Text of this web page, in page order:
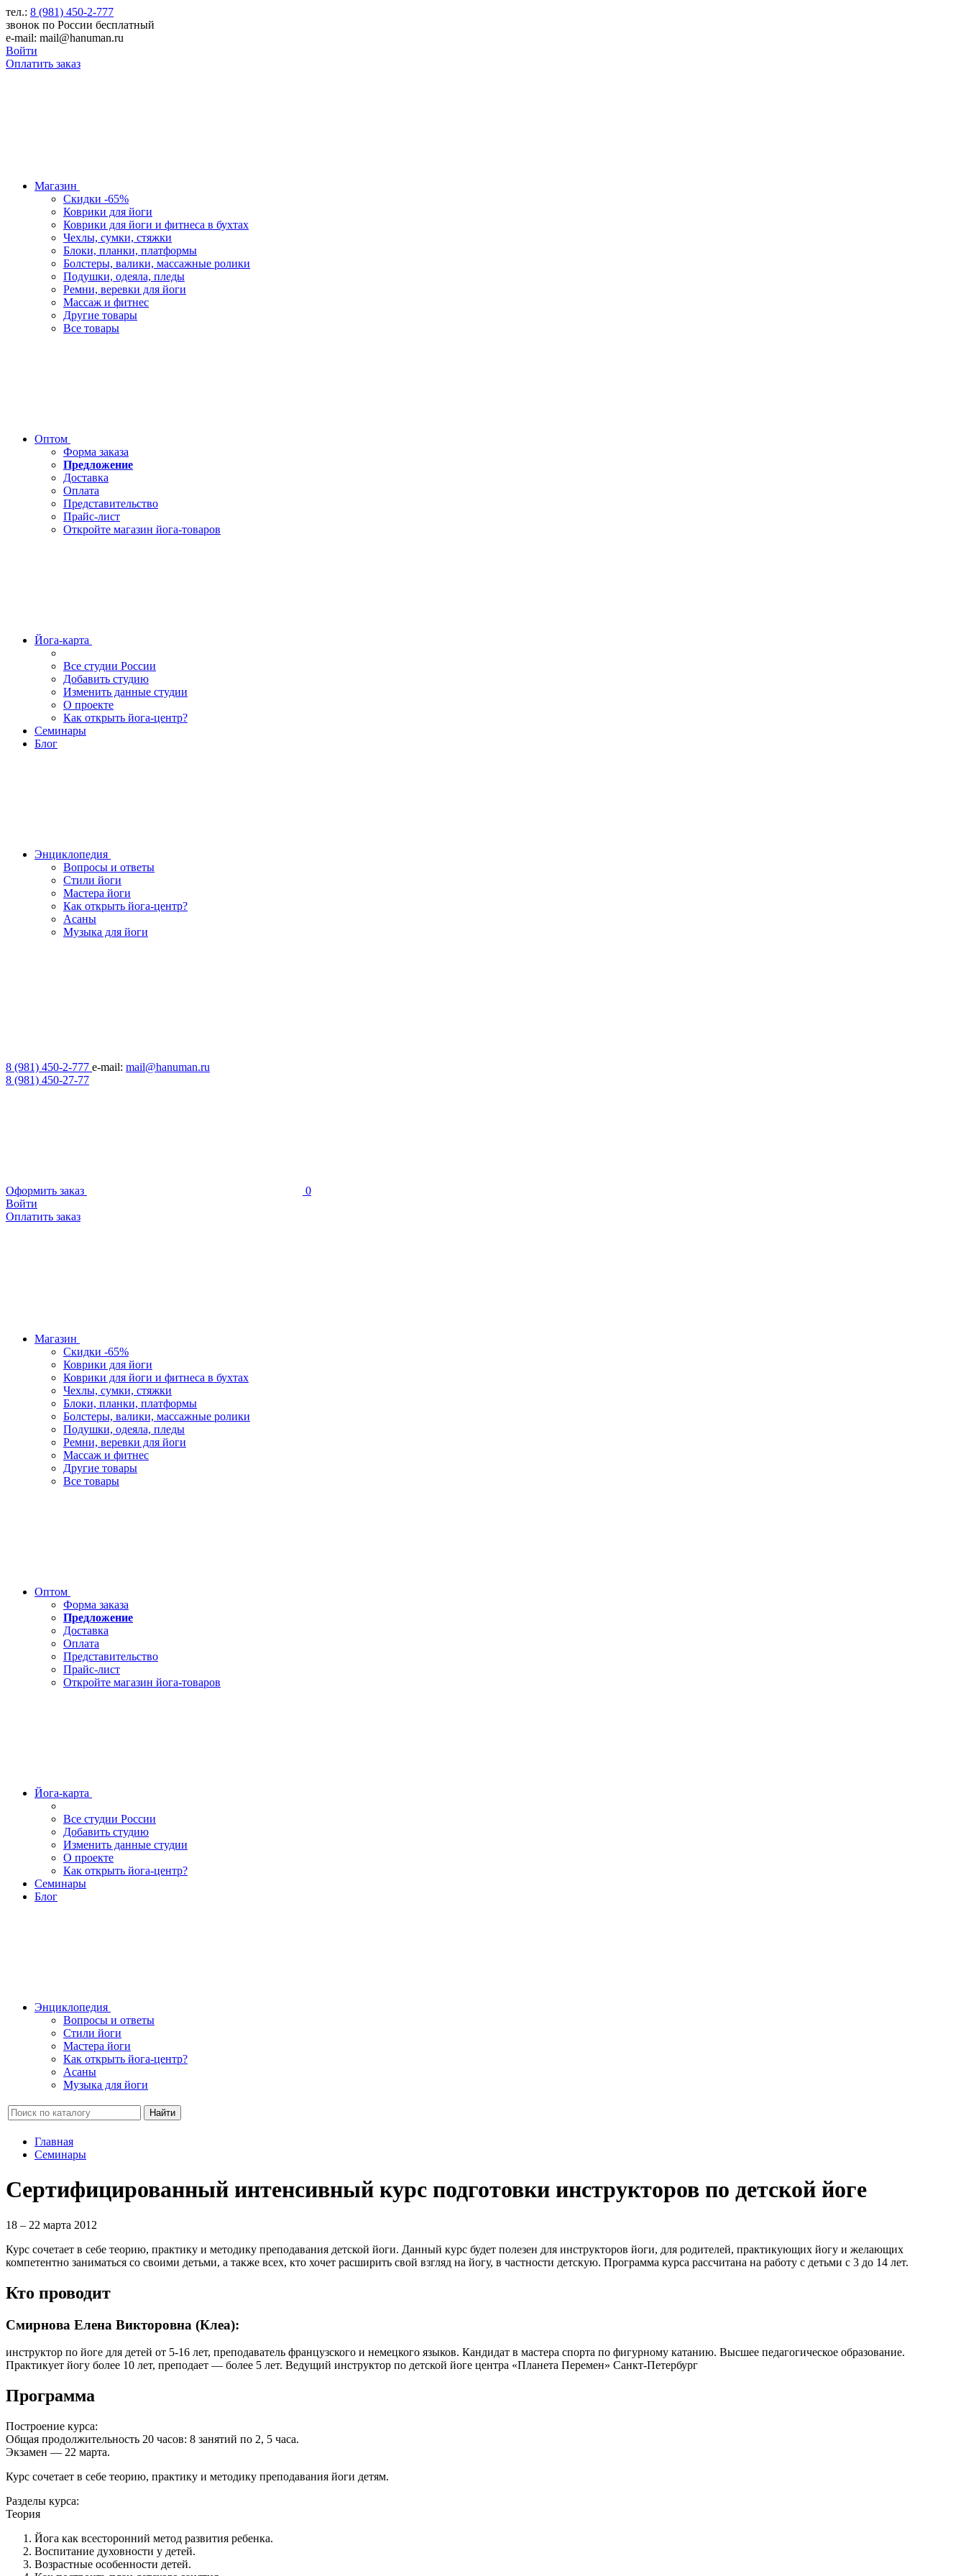
тел.: 8 (981) 450-2-777
звонок по России бесплатный
e-mail: mail@hanuman.ru
Войти
Оплатить заказ
Магазин
Скидки -65%
Коврики для йоги
Коврики для йоги и фитнеса в бухтах
Чехлы, сумки, стяжки
Блоки, планки, платформы
Болстеры, валики, массажные ролики
Подушки, одеяла, пледы
Ремни, веревки для йоги
Массаж и фитнес
Другие товары
Все товары
Оптом
Форма заказа
Предложение
Доставка
Оплата
Представительство
Прайс-лист
Откройте магазин йога-товаров
Йога-карта
Все студии России
Добавить студию
Изменить данные студии
О проекте
Как открыть йога-центр?
Семинары
Блог
Энциклопедия
Вопросы и ответы
Стили йоги
Мастера йоги
Как открыть йога-центр?
Асаны
Музыка для йоги
8 (981) 450-2-777 e-mail: mail@hanuman.ru
8 (981) 450-27-77
Оформить заказ
0
Войти
Оплатить заказ
Магазин
Скидки -65%
Коврики для йоги
Коврики для йоги и фитнеса в бухтах
Чехлы, сумки, стяжки
Блоки, планки, платформы
Болстеры, валики, массажные ролики
Подушки, одеяла, пледы
Ремни, веревки для йоги
Массаж и фитнес
Другие товары
Все товары
Оптом
Форма заказа
Предложение
Доставка
Оплата
Представительство
Прайс-лист
Откройте магазин йога-товаров
Йога-карта
Все студии России
Добавить студию
Изменить данные студии
О проекте
Как открыть йога-центр?
Семинары
Блог
Энциклопедия
Вопросы и ответы
Стили йоги
Мастера йоги
Как открыть йога-центр?
Асаны
Музыка для йоги
Найти
Главная
Семинары
Сертифицированный интенсивный курс подготовки инструкторов по детской йоге
18 – 22 марта 2012
Курс сочетает в себе теорию, практику и методику преподавания детской йоги. Данный курс будет полезен для инструкторов йоги, для родителей, практикующих йогу и желающих
компетентно заниматься со своими детьми, а также всех, кто хочет расширить свой взгляд на йогу, в частности детскую. Программа курса рассчитана на работу с детьми с 3 до 14 лет.
Кто проводит
Смирнова Елена Викторовна (Клеа):
инструктор по йоге для детей от 5-16 лет, преподаватель французского и немецкого языков. Кандидат в мастера спорта по фигурному катанию. Высшее педагогическое образование.
Практикует йогу более 10 лет, преподает — более 5 лет. Ведущий инструктор по детской йоге центра «Планета Перемен» Санкт-Петербург
Программа
Построение курса:
Общая продолжительность 20 часов: 8 занятий по 2, 5 часа.
Экзамен — 22 марта.
Курс сочетает в себе теорию, практику и методику преподавания йоги детям.
Разделы курса:
Теория
Йога как всесторонний метод развития ребенка.
Воспитание духовности у детей.
Возрастные особенности детей.